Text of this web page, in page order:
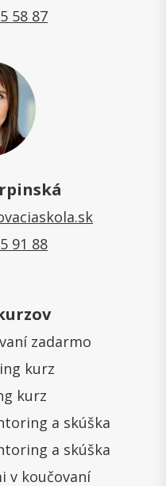
58 87
91 88
zadarmo
kurz
kurz
a skúška
a skúška
v koučovaní